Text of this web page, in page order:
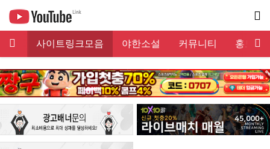
크 사이트링크모음 야한소설 커뮤니티 홍보게